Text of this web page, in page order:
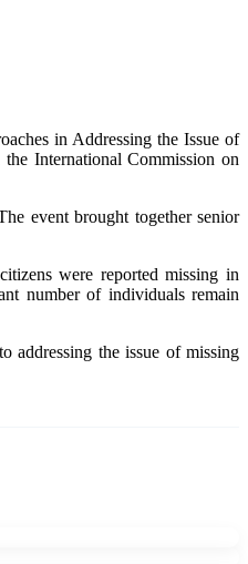
in Addressing the Issue of
International Commission on
event brought together senior
were reported missing in
number of individuals remain
addressing the issue of missing